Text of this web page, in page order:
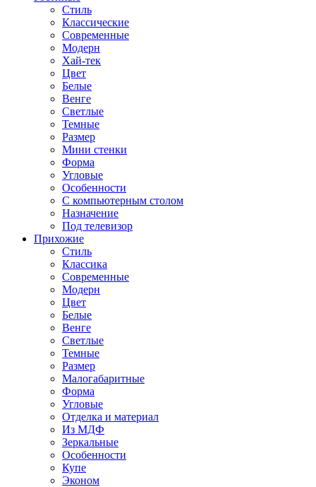
Стиль
Классические
Современные
Модерн
Хай-тек
Цвет
Белые
Венге
Светлые
Темные
Размер
Мини стенки
Форма
Угловые
Особенности
С компьютерным столом
Назначение
Под телевизор
Прихожие
Стиль
Классика
Современные
Модерн
Цвет
Белые
Венге
Светлые
Темные
Размер
Малогабаритные
Форма
Угловые
Отделка и материал
Из МДФ
Зеркальные
Особенности
Купе
Эконом